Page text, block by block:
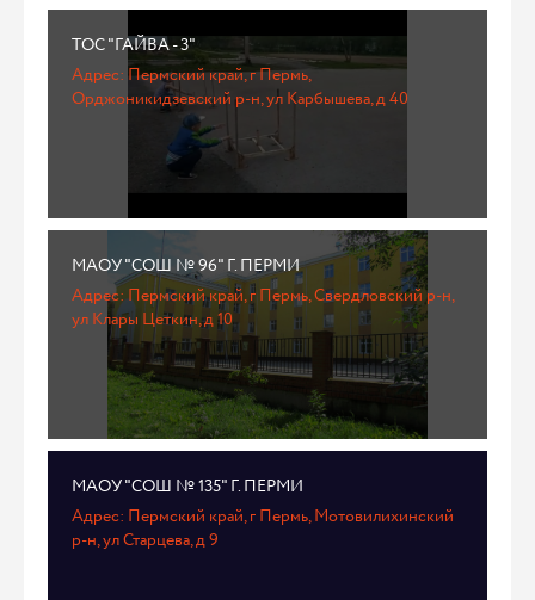
ТОС "ГАЙВА - 3"
Адрес: Пермский край, г Пермь,
Орджоникидзевский р-н, ул Карбышева, д 40
МАОУ "СОШ № 96" Г. ПЕРМИ
Адрес: Пермский край, г Пермь, Свердловский р-н,
ул Клары Цеткин, д 10
МАОУ "СОШ № 135" Г. ПЕРМИ
Адрес: Пермский край, г Пермь, Мотовилихинский
р-н, ул Старцева, д 9